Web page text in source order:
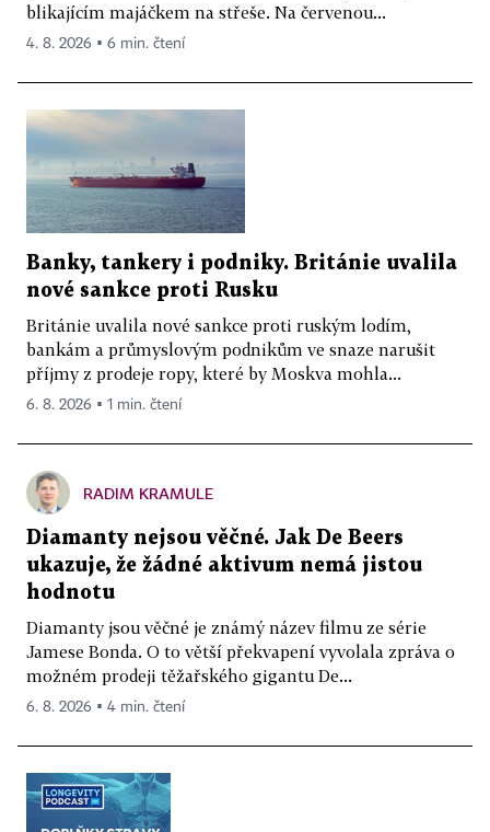
blikajícím majáčkem na střeše. Na červenou...
4. 8. 2026 ▪ 6 min. čtení
Banky, tankery i podniky. Británie uvalila
nové sankce proti Rusku
Británie uvalila nové sankce proti ruským lodím,
bankám a průmyslovým podnikům ve snaze narušit
příjmy z prodeje ropy, které by Moskva mohla...
6. 8. 2026 ▪ 1 min. čtení
RADIM KRAMULE
Diamanty nejsou věčné. Jak De Beers
ukazuje, že žádné aktivum nemá jistou
hodnotu
Diamanty jsou věčné je známý název filmu ze série
Jamese Bonda. O to větší překvapení vyvolala zpráva o
možném prodeji těžařského gigantu De...
6. 8. 2026 ▪ 4 min. čtení